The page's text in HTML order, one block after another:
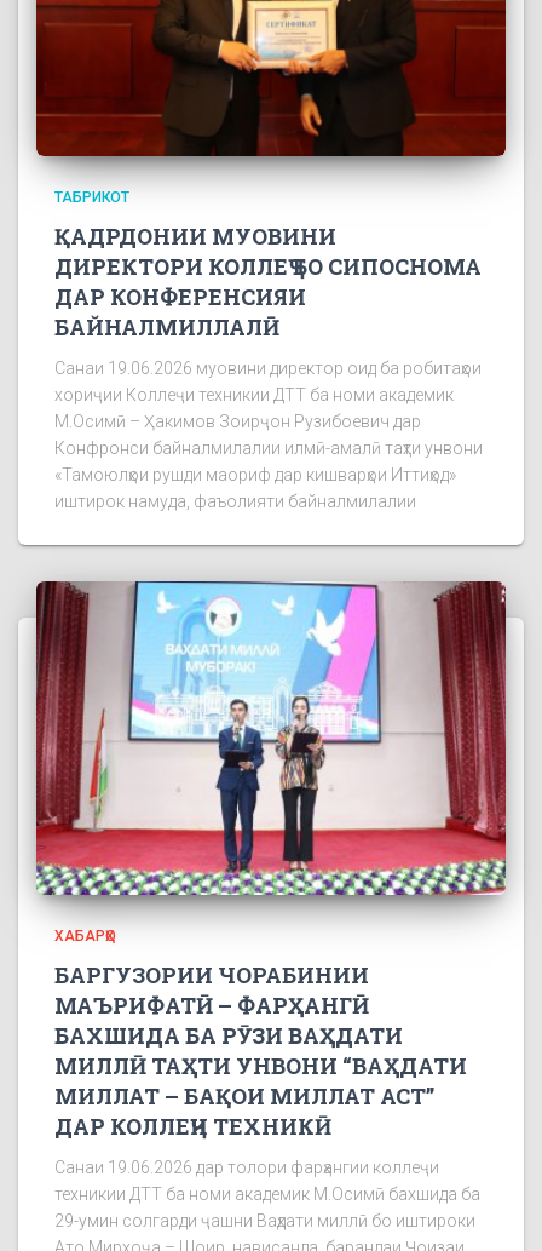
ТАБРИКОТ
ҚАДРДОНИИ МУОВИНИ
ДИРЕКТОРИ КОЛЛЕҶ БО СИПОСНОМА
ДАР КОНФЕРЕНСИЯИ
БАЙНАЛМИЛЛАЛӢ
Санаи 19.06.2026 муовини директор оид ба робитаҳои
хориҷии Коллеҷи техникии ДТТ ба номи академик
М.Осимӣ – Ҳакимов Зоирҷон Рузибоевич дар
Конфронси байналмилалии илмӣ-амалӣ таҳти унвони
«Тамоюлҳои рушди маориф дар кишварҳои Иттиҳод»
иштирок намуда, фаъолияти байналмилалии
ХАБАРҲО
БАРГУЗОРИИ ЧОРАБИНИИ
МАЪРИФАТӢ – ФАРҲАНГӢ
БАХШИДА БА РӮЗИ ВАҲДАТИ
МИЛЛӢ ТАҲТИ УНВОНИ “ВАҲДАТИ
МИЛЛАТ – БАҚОИ МИЛЛАТ АСТ”
ДАР КОЛЛЕҶИ ТЕХНИКӢ
Санаи 19.06.2026 дар толори фарҳангии коллеҷи
техникии ДТТ ба номи академик М.Осимӣ бахшида ба
29-умин солгарди ҷашни Ваҳдати миллӣ бо иштироки